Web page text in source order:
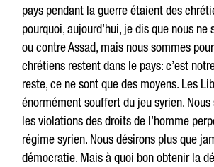
pays pendant la guerre étaient des
pourquoi, aujourd’hui, je dis que nous ne
ou contre Assad, mais nous sommes
chrétiens restent dans le pays: c’est
reste, ce ne sont que des moyens. Les
énormément souffert du jeu syrien.
les violations des droits de l’homme
régime syrien. Nous désirons plus que
démocratie. Mais à quoi bon obtenir la